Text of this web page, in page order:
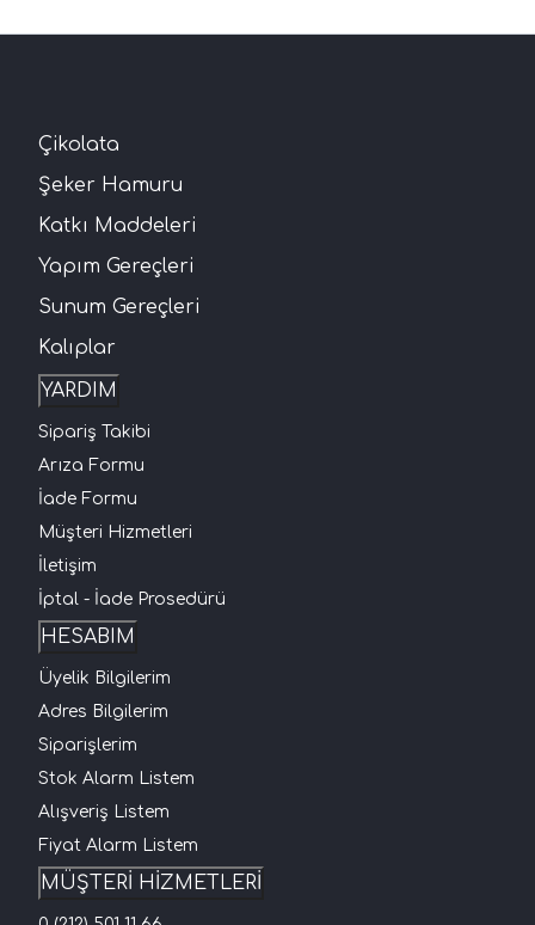
Çikolata
Şeker Hamuru
Katkı Maddeleri
Yapım Gereçleri
Sunum Gereçleri
Kalıplar
YARDIM
Sipariş Takibi
Arıza Formu
İade Formu
Müşteri Hizmetleri
İletişim
İptal - İade Prosedürü
HESABIM
Üyelik Bilgilerim
Adres Bilgilerim
Siparişlerim
Stok Alarm Listem
Alışveriş Listem
Fiyat Alarm Listem
MÜŞTERİ HİZMETLERİ